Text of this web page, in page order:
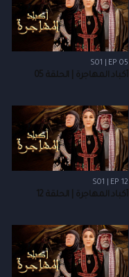
S01 | EP 05
أكباد المهاجرة | الحلقة 05
S01 | EP 12
أكباد المهاجرة | الحلقة 12